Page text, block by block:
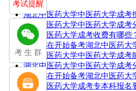
湖北中医药大学中医药大学成考
湖北中医药大学中医药大学成考
湖北中医药大学成考收费有哪些
如果现在开始备考湖北中医药大
湖北中医药大学中医药大学成考
湖北中医药大学中医药大学成考
如果现在开始备考湖北中医药大
湖北中医药大学成考专本科报名
考试提醒
考 生 群